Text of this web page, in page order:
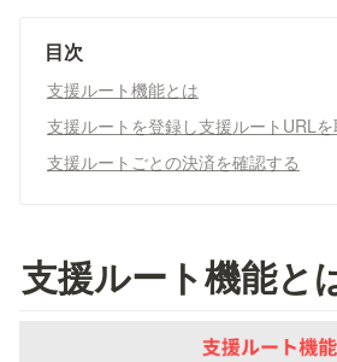
目次
支援ルート機能とは
支援ルートを登録し支援ルートURLを
支援ルートごとの決済を確認する
支援ルート機能と